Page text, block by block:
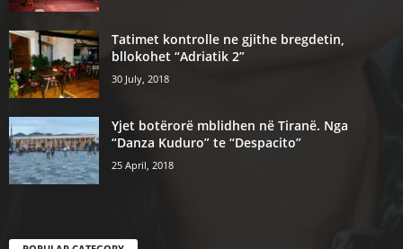
Tatimet kontrolle ne gjithe bregdetin,
bllokohet “Adriatik 2”
30 July, 2018
Yjet botërorë mblidhen në Tiranë. Nga
“Danza Kuduro” te “Despacito”
25 April, 2018